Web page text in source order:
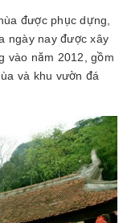
được phục dựng,
ngày nay được xây
vào năm 2012, gồm
và khu vườn đá